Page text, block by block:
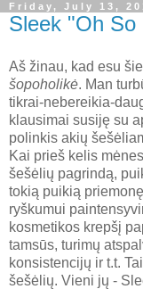
Friday, July 13,
Sleek "Oh So
Aš žinau, kad esu
šopoholikė. Man
tikrai-nebereikia-
klausimai susiję su
polinkis akių
Kai prieš kelis
šešėlių pagrindą,
tokią puikią
ryškumui
kosmetikos krepšį
tamsūs, turimų
konsistencijų ir t.t.
šešėlių. Vieni jų -